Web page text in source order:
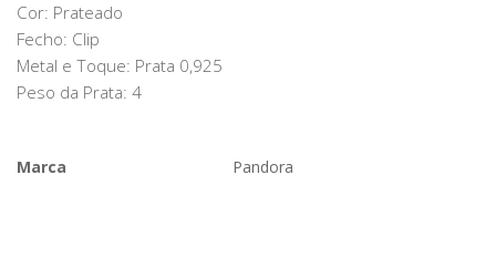
Cor: Prateado
Fecho: Clip
Metal e Toque: Prata 0,925
Peso da Prata: 4
Marca
Pandora